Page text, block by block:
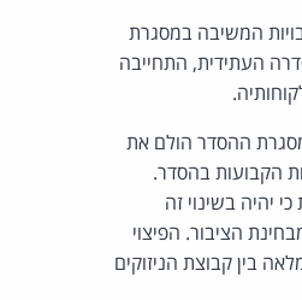
המשיבה במסגרת
העתידית, התחייבה
ההסדר הולם את
הקבועות בהסדר.
יהיה בשינוי זה
הציבור. הפיצוי
בין קבוצת הניזוקים